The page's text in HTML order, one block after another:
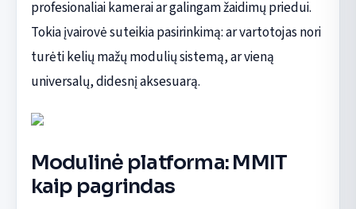
profesionaliai kamerai ar galingam žaidimų priedui.
Tokia įvairovė suteikia pasirinkimą: ar vartotojas nori
turėti kelių mažų modulių sistemą, ar vieną
universalų, didesnį aksesuarą.
Modulinė platforma: MMIT
kaip pagrindas